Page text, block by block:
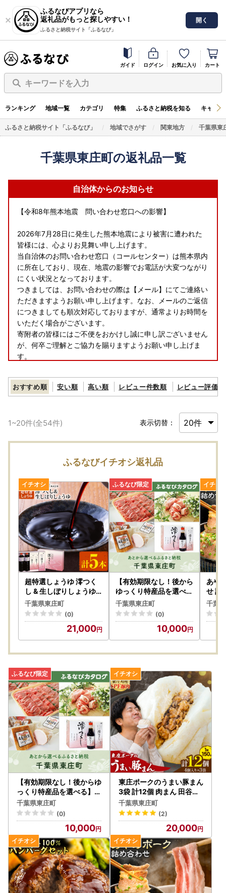
ふるなびアプリなら
返礼品がもっと探しやすい！
ふるさと納税サイト「ふるなび」
開く
ガイド ログイン お気に入り カート
キーワードを入力
ランキング 地域一覧 カテゴリ 特集 ふるさと納税を知る キャン
ふるさと納税サイト「ふるなび」 地域でさがす 関東地方 千葉県東
千葉県東庄町の返礼品一覧
自治体からのお知らせ
【令和8年熊本地震 問い合わせ窓口への影響】
2026年7月28日に発生した熊本地震により被害に遭われた
皆様には、心よりお見舞い申し上げます。
当自治体のお問い合わせ窓口（コールセンター）は熊本県内
に所在しており、現在、地震の影響でお電話が大変つながり
にくい状況となっております。
つきましては、お問い合わせの際は【メール】にてご連絡い
ただきますようお願い申し上げます。なお、メールのご返信
につきましても順次対応しておりますが、通常よりお時間を
いただく場合がございます。
寄附者の皆様にはご不便をおかけし誠に申し訳ございません
が、何卒ご理解とご協力を賜りますようお願い申し上げま
す。
【お盆期間の休業日について】
は、お電話およびメールでの納税・返礼品に関するお問い合
わせ対応はお休みとさせていただきます。
お盆期間にいただきましたお問い合わせにつきましては、8/
17(月)以降にて順次ご対応させていただきます。
【ご寄附受付は365日24時間承り中!】
おすすめ順 安い順 高い順 レビュー件数順 レビュー評価順
1~20件(全54件) 表示切替：
ふるなびイチオシ返礼品
超特選しょうゆ 澪つく
し & 生しぼりしょうゆ
計5本 入正醤油 しょう
ゆ
千葉県東庄町
(0)
21,000
【有効期限なし！後から
ゆっくり特産品を選べる
】千葉県東庄町カタログ
ポイント
千葉県東庄町
(0)
10,000
あや
せ 計
豚肉
千葉
【有効期限なし！後からゆ
っくり特産品を選べる】千
葉県東庄町カタログポイン
ト
千葉県東庄町
(0)
10,000
東庄ポークのうまい豚まん
3袋 計12個 肉まん 田谷ミ
ートセンター
千葉県東庄町
(2)
20,000